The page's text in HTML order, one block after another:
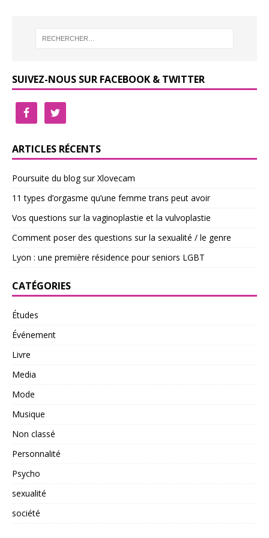
SUIVEZ-NOUS SUR FACEBOOK & TWITTER
ARTICLES RÉCENTS
Poursuite du blog sur Xlovecam
11 types d’orgasme qu’une femme trans peut avoir
Vos questions sur la vaginoplastie et la vulvoplastie
Comment poser des questions sur la sexualité / le genre
Lyon : une première résidence pour seniors LGBT
CATÉGORIES
Études
Événement
Livre
Media
Mode
Musique
Non classé
Personnalité
Psycho
sexualité
société